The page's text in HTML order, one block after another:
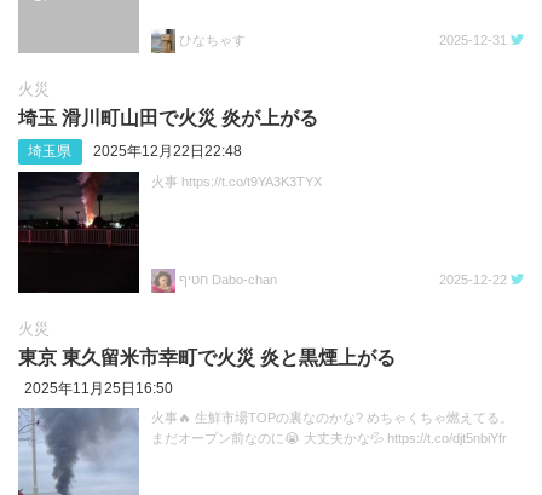
ひなちゃす 2025-12-31
火災
埼玉 滑川町山田で火災 炎が上がる
埼玉県 2025年12月22日22:48
火事 https://t.co/t9YA3K3TYX
חטיף Dabo-chan 2025-12-22
火災
東京 東久留米市幸町で火災 炎と黒煙上がる
2025年11月25日16:50
火事🔥 生鮮市場TOPの裏なのかな? めちゃくちゃ燃えてる。
まだオープン前なのに😭 大丈夫かな💦 https://t.co/djt5nbiYfr